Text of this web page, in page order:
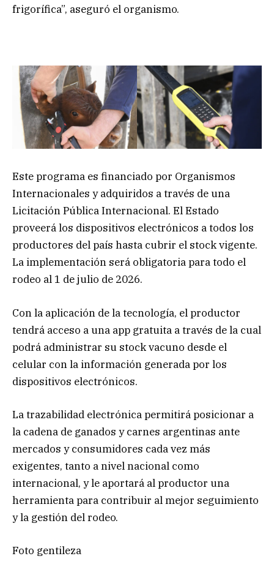
frigorífica”, aseguró el organismo.
Este programa es financiado por Organismos
Internacionales y adquiridos a través de una
Licitación Pública Internacional. El Estado
proveerá los dispositivos electrónicos a todos los
productores del país hasta cubrir el stock vigente.
La implementación será obligatoria para todo el
rodeo al 1 de julio de 2026.
Con la aplicación de la tecnología, el productor
tendrá acceso a una app gratuita a través de la cual
podrá administrar su stock vacuno desde el
celular con la información generada por los
dispositivos electrónicos.
La trazabilidad electrónica permitirá posicionar a
la cadena de ganados y carnes argentinas ante
mercados y consumidores cada vez más
exigentes, tanto a nivel nacional como
internacional, y le aportará al productor una
herramienta para contribuir al mejor seguimiento
y la gestión del rodeo.
Foto gentileza